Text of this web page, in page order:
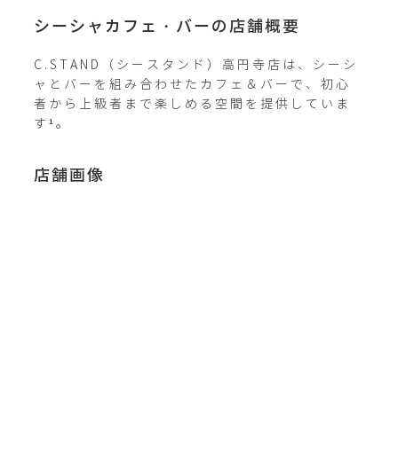
シーシャカフェ・バーの店舗概要
C.STAND（シースタンド）高円寺店は、シーシ
ャとバーを組み合わせたカフェ＆バーで、初心
者から上級者まで楽しめる空間を提供していま
す¹。
店舗画像